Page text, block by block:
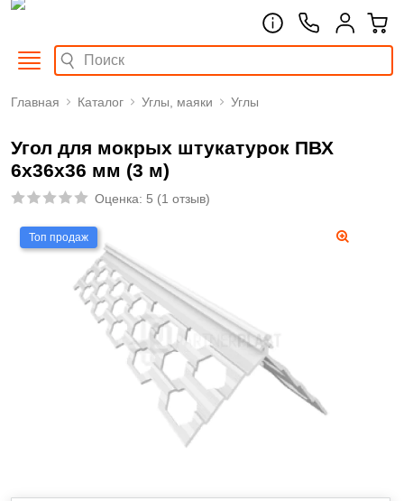
Главная Каталог Углы, маяки Углы
Угол для мокрых штукатурок ПВХ
6х36х36 мм (3 м)
Оценка: 5 (1 отзыв)
Топ продаж